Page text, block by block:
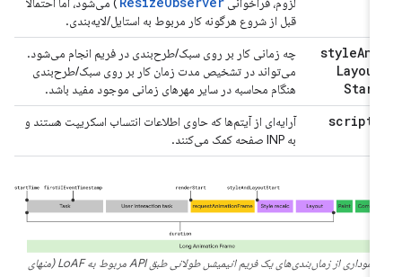
قبل از شروع هرگونه کار مربوط به استایل/لایه‌بندی.
style
Layout
Start
چه زمانی کار بر روی سبک/طرح‌بندی در فریم انجام می‌شود.
می‌تواند در تشخیص مدت زمان کار بر روی سبک/طرح‌بندی
هنگام محاسبه در سایر مهرهای زمانی موجود مفید باشد.
scripts
آرایه‌ای از آیتم‌ها که حاوی اطلاعات انتساب اسکریپت هستند و
نموداری از زمان‌بندی‌های یک فریم انیمیشن طولانی طبق API مربوط به LoAF (منهای